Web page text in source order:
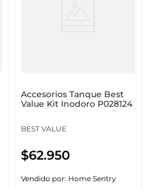
Accesorios Tanque Best
Value Kit Inodoro P028124
BEST VALUE
$62.950
Vendido por: Home Sentry